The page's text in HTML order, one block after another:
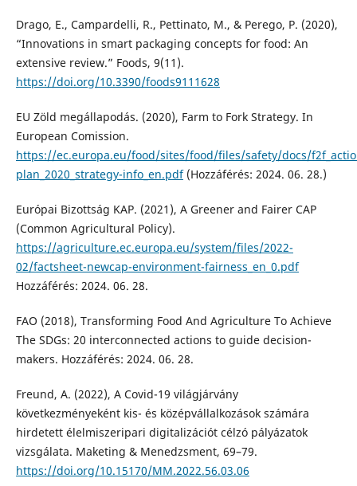
Drago, E., Campardelli, R., Pettinato, M., & Perego, P. (2020),
“Innovations in smart packaging concepts for food: An
extensive review.” Foods, 9(11).
https://doi.org/10.3390/foods9111628
EU Zöld megállapodás. (2020), Farm to Fork Strategy. In
European Comission.
https://ec.europa.eu/food/sites/food/files/safety/docs/
plan_2020_strategy-info_en.pdf(Hozzáférés: 2024. 06. 28.)
Európai Bizottság KAP. (2021), A Greener and Fairer CAP
(Common Agricultural Policy).
https://agriculture.ec.europa.eu/system/files/2022-
02/factsheet-newcap-environment-fairness_en_0.pdf
Hozzáférés: 2024. 06. 28.
FAO (2018), Transforming Food And Agriculture To Achieve
The SDGs: 20 interconnected actions to guide decision-
makers. Hozzáférés: 2024. 06. 28.
Freund, A. (2022), A Covid-19 világjárvány
következményeként kis- és középvállalkozások számára
hirdetett élelmiszeripari digitalizációt célzó pályázatok
vizsgálata. Maketing & Menedzsment, 69–79.
https://doi.org/10.15170/MM.2022.56.03.06